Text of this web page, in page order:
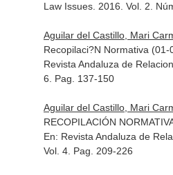
Law Issues. 2016. Vol. 2.
Aguilar del Castillo, Mari
Recopilaci?N Normativa
Revista Andaluza de
6. Pag. 137-150
Aguilar del Castillo, Mari
RECOPILACIÓN
En: Revista Andaluza de
Vol. 4. Pag. 209-226